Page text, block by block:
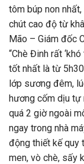
tôm búp non
chút cao độ từ
Mão – Giám đốc
“Chè Đinh rất
tốt nhất là từ
lớp sương đêm,
hương cốm dịu tự
quá 2 giờ ngoài
ngay trong nhà
động thiết kế quy
men, vò chè, sấy